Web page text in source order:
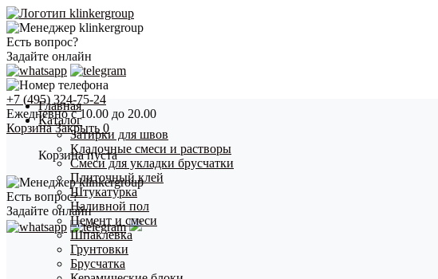
Есть вопрос?
Задайте онлайн
+7 (495) 324-75-24
Ежедневно с 10.00 до 20.00
Корзина Закрыть 0
Корзина пуста
Есть вопрос?
Задайте онлайн
Главная
Каталог
Затирки для швов
Кладочные смеси и растворы
Смеси для укладки брусчатки
Плиточный клей
Штукатурка
Наливной пол
Цемент и смеси
Шпаклевка
Грунтовки
Брусчатка